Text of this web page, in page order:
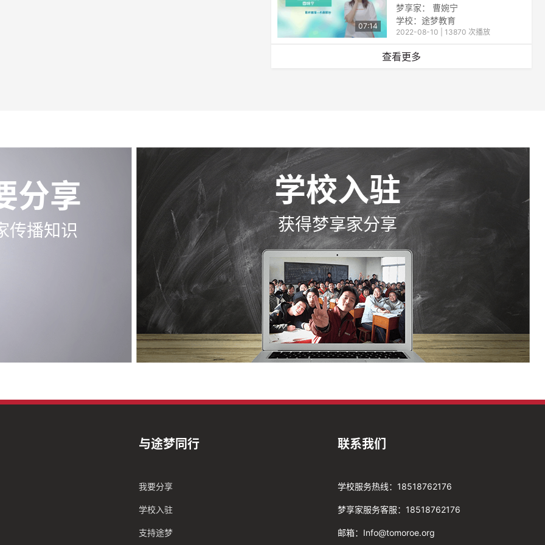
07:14
梦享家： 曹婉宁
学校： 途梦教育
2022-08-10 | 13870 次播放
查看更多
分享
传播知识
学校入驻
获得梦享家分享
与途梦同行
我要分享
学校入驻
支持途梦
联系我们
学校服务热线：18518762176
梦享家服务客服：18518762176
邮箱：Info@tomoroe.org